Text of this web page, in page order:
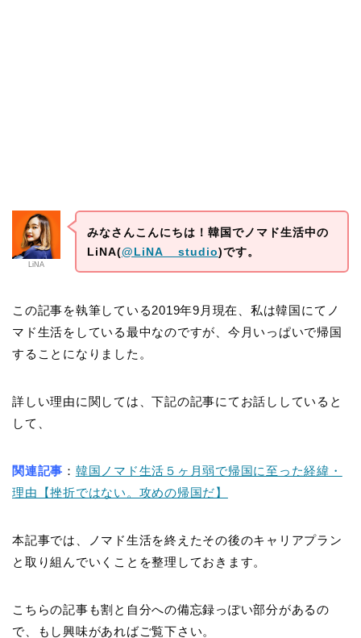
LiNA
みなさんこんにちは！韓国でノマド生活中の
LiNA(@LiNA__studio)です。
この記事を執筆している2019年9月現在、私は韓国にてノ
マド生活をしている最中なのですが、今月いっぱいで帰国
することになりました。
詳しい理由に関しては、下記の記事にてお話ししていると
して、
関連記事 ： 韓国ノマド生活５ヶ月弱で帰国に至った経緯・
理由【挫折ではない。攻めの帰国だ】
本記事では、ノマド生活を終えたその後のキャリアプラン
と取り組んでいくことを整理しておきます。
こちらの記事も割と自分への備忘録っぽい部分があるの
で、もし興味があればご覧下さい。